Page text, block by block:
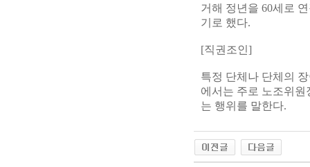
거해 정년을 60세로
기로 했다.
[직권조인]
특정 단체나 단체의
에서는 주로 노조위
는 행위를 말한다.